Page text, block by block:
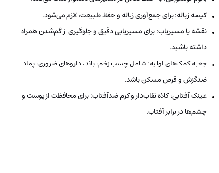
کیسه زباله: برای جمع‌آوری زباله و حفظ طبیعت، لازم می‌شود.
نقشه یا مسیریاب:برای مسیریابی دقیق و جلوگیری از گم‌شدن همراه
داشته باشید.
جعبه کمک‌های اولیه: شامل چسب زخم، باند، داروهای ضروری، پماد
ضدگزش و قرص مسکن باشد.
عینک آفتابی، کلاه نقاب‌دار و کرم ضدآفتاب: برای محافظت از پوست و
چشم‌ها در برابر آفتاب.